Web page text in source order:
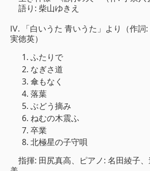
語り: 柴山ゆきえ
Ⅳ. 「白いうた 青いうた」より（作詞
実徳英）
ふたりで
なぎさ道
傘もなく
落葉
ぶどう摘み
ねむの木震ふ
卒業
北極星の子守唄
指揮: 田尻真高、ピアノ: 名田綾子